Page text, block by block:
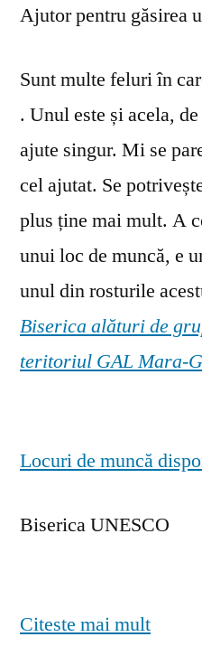
Ajutor pentru găsirea
Sunt multe feluri în
. Unul este și acela,
ajute singur. Mi se
cel ajutat. Se
plus ține mai mult. A
unui loc de muncă, e
unul din rosturile
Biserica alături de
teritoriul GAL Mara-
Locuri de muncă
Biserica UNESCO
Citeste mai mult